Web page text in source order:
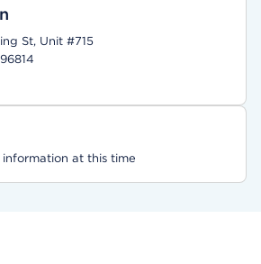
St, Unit #715
at this time